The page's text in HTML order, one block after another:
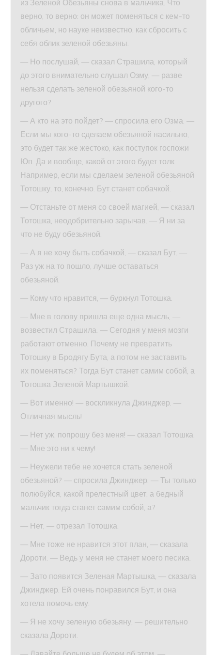
из Зеленой Обезьяны снова в мальчика. Что
верно, то верно: он может поменяться с кем-то
обличьем, но науке неизвестно, как сбросить с
себя облик зеленой обезьяны.
— Но послушай, — сказал Страшила, который
до этого внимательно слушал Озму, — разве
нельзя сделать зеленой обезьяной кого-то
другого?
— А кто на это пойдет? — спросила его Озма. —
Если мы кого-то сделаем обезьяной насильно,
это будет так же жестоко, как поступок госпожи
Юп. Да и вообще, какой от этого будет толк.
Например, если мы сделаем зеленой обезьяной
Тотошку, то, конечно. Бут станет собачкой.
— Отстаньте от меня со своей магией, — сказал
Тотошка, неодобрительно зарычав. — Я ни за
что не буду обезьяной.
— А я не хочу быть собачкой, — сказал Бут. —
Раз уж на то пошло, лучше оставаться
обезьяной.
— Кому что нравится, — буркнул Тотошка.
— Мне в голову пришла еще одна мысль, —
возвестил Страшила. — Сегодня у меня мозги
работают отменно. Почему не превратить
Тотошку в Бродягу Бута, а потом не заставить
их поменяться? Тогда Бут станет самим собой, а
Тотошка Зеленой Мартышкой.
— Вот именно! — воскликнула Джинджер. —
Отличная мысль!
— Нет уж, попрошу без меня! — сказал Тотошка.
— Мне это ни к чему!
— Неужели тебе не хочется стать зеленой
обезьяной? — спросила Джинджер. — Ты только
полюбуйся, какой прелестный цвет, а бедный
мальчик тогда станет самим собой, а?
— Нет, — отрезал Тотошка.
— Мне тоже не нравится этот план, — сказала
Дороти. — Ведь у меня не станет моего песика.
— Зато появится Зеленая Мартышка, — сказала
Джинджер. Ей очень понравился Бут, и она
хотела помочь ему.
— Я не хочу зеленую обезьяну, — решительно
сказала Дороти.